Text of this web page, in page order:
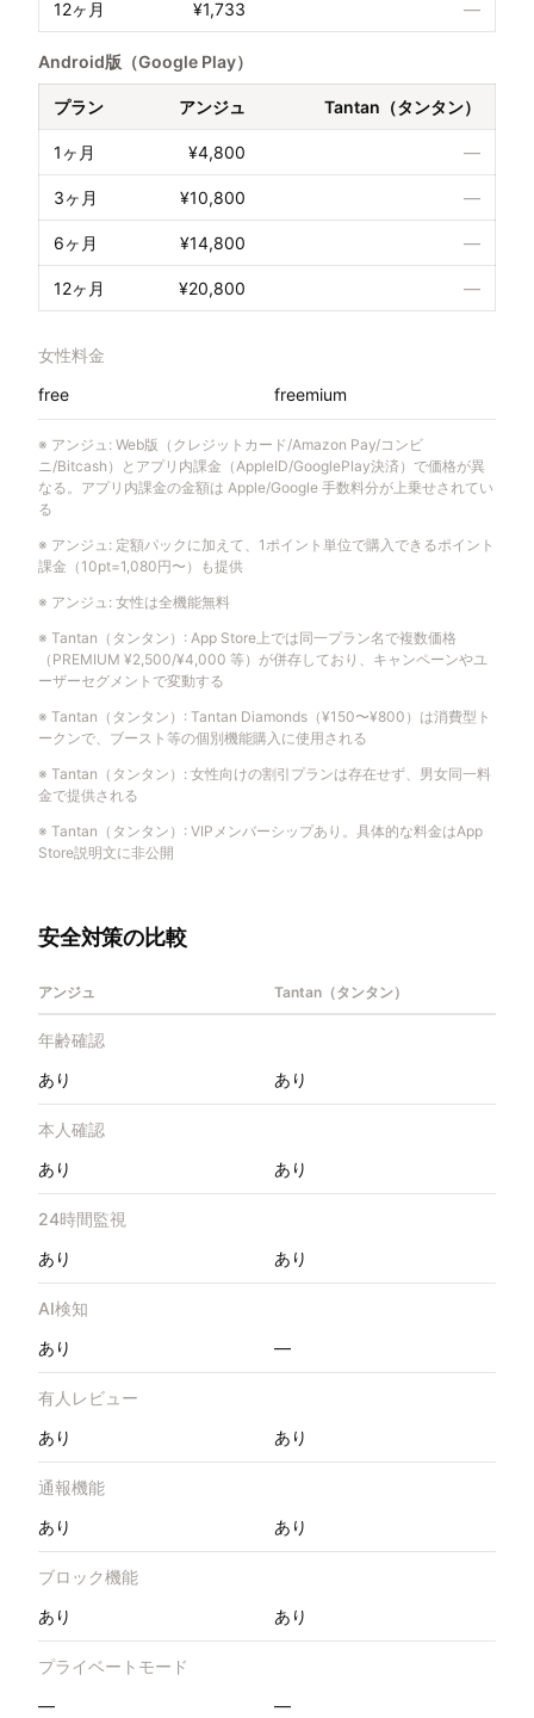
12ヶ月 ¥1,733 —
Android版（Google Play）
プラン アンジュ Tantan（タンタン）
1ヶ月 ¥4,800 —
3ヶ月 ¥10,800 —
6ヶ月 ¥14,800 —
12ヶ月 ¥20,800 —
女性料金
free
freemium
※ アンジュ : Web版（クレジットカード/Amazon Pay/コンビ
ニ/Bitcash）とアプリ内課金（AppleID/GooglePlay決済）で価格が異
なる。アプリ内課金の金額は Apple/Google 手数料分が上乗せされてい
る
※ アンジュ : 定額パックに加えて、1ポイント単位で購入できるポイント
課金（10pt=1,080円〜）も提供
※ アンジュ : 女性は全機能無料
※ Tantan（タンタン） : App Store上では同一プラン名で複数価格
（PREMIUM ¥2,500/¥4,000 等）が併存しており、キャンペーンやユ
ーザーセグメントで変動する
※ Tantan（タンタン） : Tantan Diamonds（¥150〜¥800）は消費型ト
ークンで、ブースト等の個別機能購入に使用される
※ Tantan（タンタン） : 女性向けの割引プランは存在せず、男女同一料
金で提供される
※ Tantan（タンタン） : VIPメンバーシップあり。具体的な料金はApp
Store説明文に非公開
安全対策の比較
アンジュ Tantan（タンタン）
年齢確認
あり
あり
本人確認
あり
あり
24時間監視
あり
あり
AI検知
あり
—
有人レビュー
あり
あり
通報機能
あり
あり
ブロック機能
あり
あり
プライベートモード
—
—